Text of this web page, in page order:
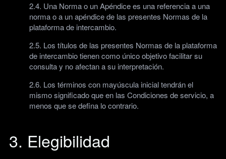
2.4. Una Norma o un Apéndice es una referencia a una
norma o a un apéndice de las presentes Normas de la
plataforma de intercambio.
2.5. Los títulos de las presentes Normas de la plataforma
de intercambio tienen como único objetivo facilitar su
consulta y no afectan a su interpretación.
2.6. Los términos con mayúscula inicial tendrán el
mismo significado que en las Condiciones de servicio, a
menos que se defina lo contrario.
3. Elegibilidad